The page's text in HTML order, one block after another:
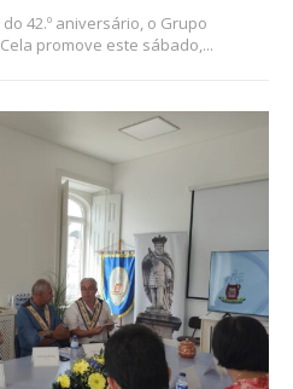
42.º aniversário, o Grupo
promove este sábado,...